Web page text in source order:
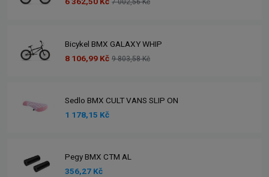
7 002,56 Kč
Bicykel BMX GALAXY WHIP
8 106,99 Kč 9 803,58 Kč
Sedlo BMX CULT VANS SLIP ON
1 178,15 Kč
Pegy BMX CTM AL
356,27 Kč